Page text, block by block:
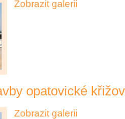
Zobrazit galerii
opatovické
Zobrazit galerii